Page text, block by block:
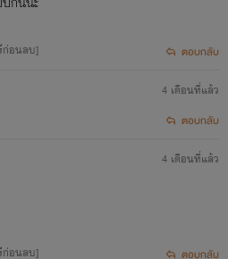
[เซตสองพี่น้อง เจตนัย-จิณณะ] วางขายแล้ว
ล้ว]
แล้ว]
]
ก่อนลบ] ตอบกลับ
4 เดือนที่แล้ว
ตอบกลับ
ก่อนลบ]
4 เดือนที่แล้ว
ตอบกลับ